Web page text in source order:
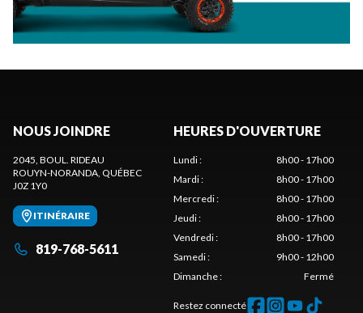
NOUS JOINDRE
2045, BOUL. RIDEAU
ROUYN-NORANDA, QUÉBEC
J0Z 1Y0
ITINÉRAIRE
819-768-5611
HEURES D'OUVERTURE
Lundi:
8h00 - 17h00
Mardi:
8h00 - 17h00
Mercredi:
8h00 - 17h00
Jeudi:
8h00 - 17h00
Vendredi:
8h00 - 17h00
Samedi:
9h00 - 12h00
Dimanche: Fermé
Restez connecté